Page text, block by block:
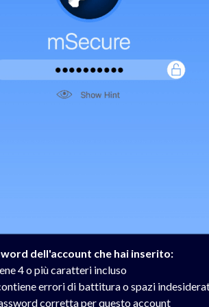
dell'account che hai inserito:
4 o più caratteri incluso
errori di battitura o spazi
corretta per questo account